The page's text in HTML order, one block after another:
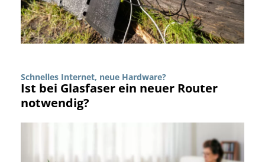
Schnelles Internet, neue Hardware?
Ist bei Glasfaser ein neuer Router
notwendig?